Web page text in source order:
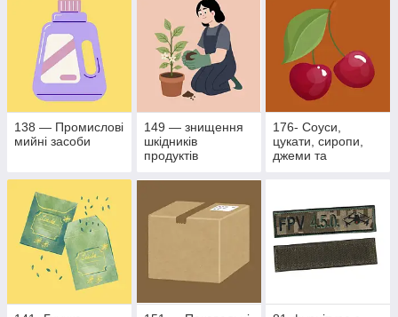
138 — Промислові
мийні засоби
149 — знищення
шкідників
продуктів
походження
176- Соуси,
цукати, сиропи,
джеми та